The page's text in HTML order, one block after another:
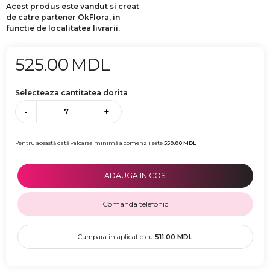
Acest produs este vandut si creat
de catre partener OkFlora, in
functie de localitatea livrarii.
525.00 MDL
Selecteaza cantitatea dorita
- +
Pentru această dată valoarea minimă a comenzii este550.00MDL
ADAUGA IN COS
Comanda telefonic
Cumpara in aplicatie cu 511.00 MDL